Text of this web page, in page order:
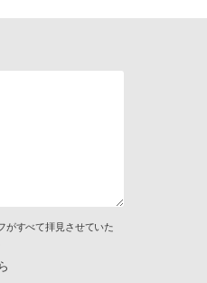
がすべて拝見させていた